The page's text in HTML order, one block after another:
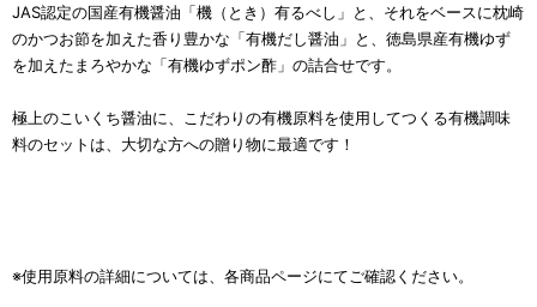
JAS認定の国産有機醤油「機（とき）有るべし」と、それをベースに枕崎
のかつお節を加えた香り豊かな「有機だし醤油」と、徳島県産有機ゆず
を加えたまろやかな「有機ゆずポン酢」の詰合せです。
極上のこいくち醤油に、こだわりの有機原料を使用してつくる有機調味
料のセットは、大切な方への贈り物に最適です！
※使用原料の詳細については、各商品ページにてご確認ください。